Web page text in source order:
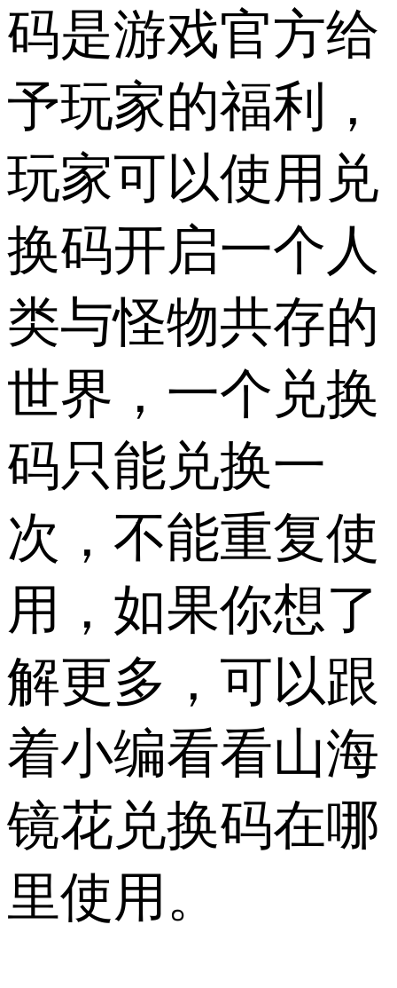
码是游戏官方给
予玩家的福利，
玩家可以使用兑
换码开启一个人
类与怪物共存的
世界，一个兑换
码只能兑换一
次，不能重复使
用，如果你想了
解更多，可以跟
着小编看看山海
镜花兑换码在哪
里使用。